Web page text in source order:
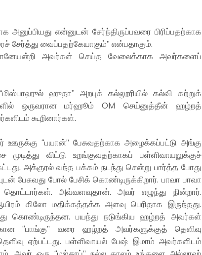
என்னுடன் சேர்ந்திருப்பவரை பிரிப்பதற்காக
சேர்த்து வைப்பதற்கேயாகும்” என்பதாகும்.
அவர்கள் செய்த வேலைக்காக அவர்களைப்
ஹுதா” அறபுக் கல்லூரியில் கல்வி கற்றுக்
ஒருவரான மர்ஹூம் OM செய்னுத்தீன் ஹழ்றத்
கூறினார்கள்.
“பயான்” பேசுவதற்காக அழைக்கப்பட்டு அங்கு
விட்டு உறங்குவதற்காகப் பள்ளிவாயலுக்குச்
அக்குரல் வந்த பக்கம் நடந்து சென்று பார்த்த போது
பேசுவது போல் பேசிக் கொண்டிருக்கிறார். பாவா பாவா
அவ்வளவுதான். அவர் எழுந்து நின்றார்.
கிலோ மதிக்கத்தக்க அளவு பெரிதாக இருந்தது.
கொண்டிருந்தன. பயந்து நடுங்கிய ஹழ்றத் அவர்கள்
“பாங்கு” வரை ஹழ்றத் அவர்களுக்குத் தெளிவு
ஏற்பட்டது. பள்ளிவாயல் பேஷ் இமாம் அவர்களிடம்